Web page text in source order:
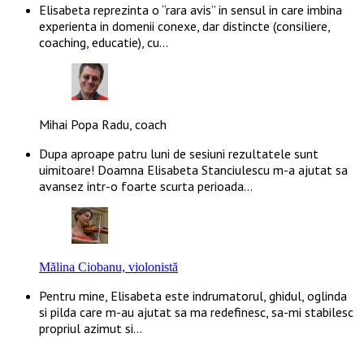
Elisabeta reprezinta o “rara avis” in sensul in care imbina
experienta in domenii conexe, dar distincte (consiliere,
coaching, educatie), cu…
Mihai Popa Radu, coach
Dupa aproape patru luni de sesiuni rezultatele sunt
uimitoare! Doamna Elisabeta Stanciulescu m-a ajutat sa
avansez intr-o foarte scurta perioada…
Mălina Ciobanu, violonistă
Pentru mine, Elisabeta este indrumatorul, ghidul, oglinda
si pilda care m-au ajutat sa ma redefinesc, sa-mi stabilesc
propriul azimut si…